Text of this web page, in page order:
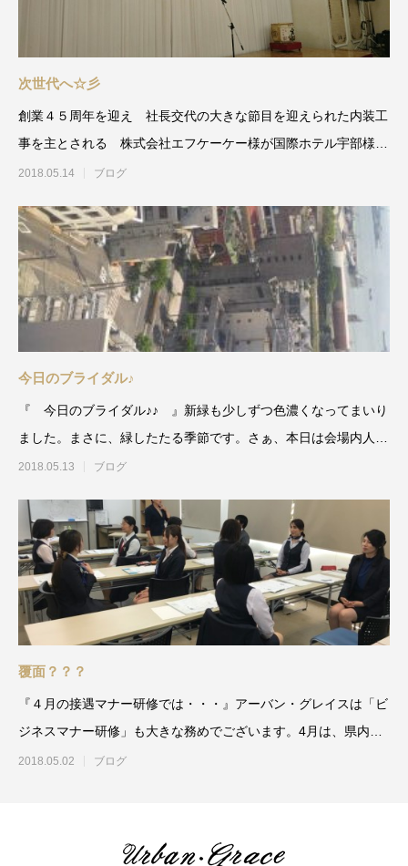
次世代へ☆彡
創業４５周年を迎え 社長交代の大きな節目を迎えられた内装工
事を主とされる 株式会社エフケーケー様が国際ホテル宇部様に
於いて 披露パーティ
2018.05.14 ブログ
今日のブライダル♪
『 今日のブライダル♪♪ 』新緑も少しずつ色濃くなってまいり
ました。まさに、緑したたる季節です。さぁ、本日は会場内人前
式とウェディングパー
2018.05.13 ブログ
覆面？？？
『４月の接遇マナー研修では・・・』アーバン・グレイスは「ビ
ジネスマナー研修」も大きな務めでございます。4月は、県内８
事業所の社員研修・接遇マ
2018.05.02 ブログ